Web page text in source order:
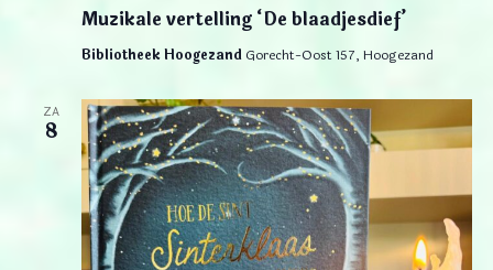
Muzikale vertelling ‘De blaadjesdief’
Bibliotheek Hoogezand Gorecht-Oost 157, Hoogezand
ZA
8